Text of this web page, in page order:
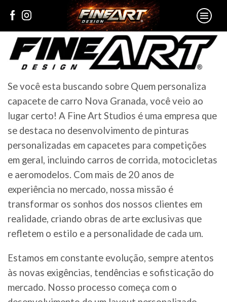
Se você esta buscando sobre Quem personaliza
capacete de carro Nova Granada, você veio ao
lugar certo! A Fine Art Studios é uma empresa que
se destaca no desenvolvimento de pinturas
personalizadas em capacetes para competições
em geral, incluindo carros de corrida, motocicletas
e aeromodelos. Com mais de 20 anos de
experiência no mercado, nossa missão é
transformar os sonhos dos nossos clientes em
realidade, criando obras de arte exclusivas que
refletem o estilo e a personalidade de cada um.
Estamos em constante evolução, sempre atentos
às novas exigências, tendências e sofisticação do
mercado. Nosso processo começa com o